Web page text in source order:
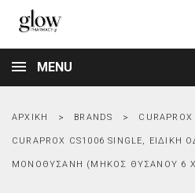
MENU
ΑΡΧΙΚΉ BRANDS CURAPROX
CURAPROX CS1006 SINGLE,
ΜΟΝΟΘΎΣΑΝΗ (ΜΉΚΟΣ ΘΥΣΆΝΟΥ 6